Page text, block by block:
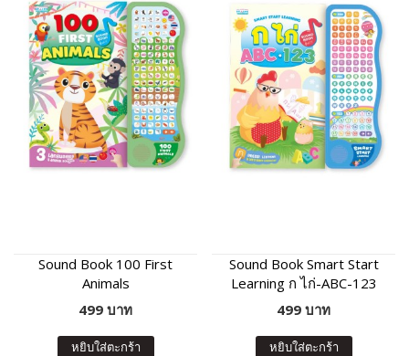
Sound Book 100 First
Animals
499 บาท
หยิบใส่ตะกร้า
Sound Book Smart Start
Learning ก ไก่-ABC-123
499 บาท
หยิบใส่ตะกร้า